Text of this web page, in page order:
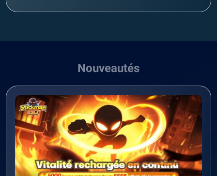
Nouveautés